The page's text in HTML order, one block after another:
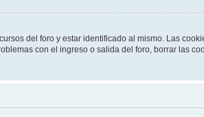
del foro y estar identificado al mismo. Las
con el ingreso o salida del foro, borrar las